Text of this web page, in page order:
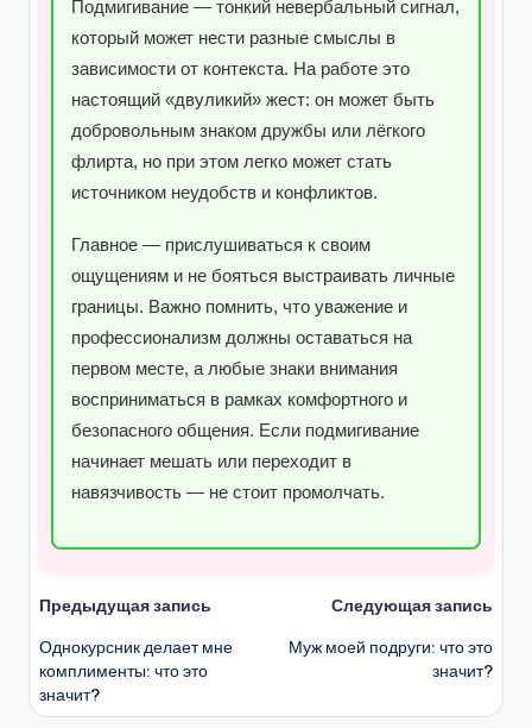
Подмигивание — тонкий невербальный сигнал,
который может нести разные смыслы в
зависимости от контекста. На работе это
настоящий «двуликий» жест: он может быть
добровольным знаком дружбы или лёгкого
флирта, но при этом легко может стать
источником неудобств и конфликтов.
Главное — прислушиваться к своим
ощущениям и не бояться выстраивать личные
границы. Важно помнить, что уважение и
профессионализм должны оставаться на
первом месте, а любые знаки внимания
восприниматься в рамках комфортного и
безопасного общения. Если подмигивание
начинает мешать или переходит в
навязчивость — не стоит промолчать.
Навигация
записи
Предыдущая запись
Однокурсник делает мне
комплименты: что это
значит?
Следующая запись
Муж моей подруги: что это
значит?